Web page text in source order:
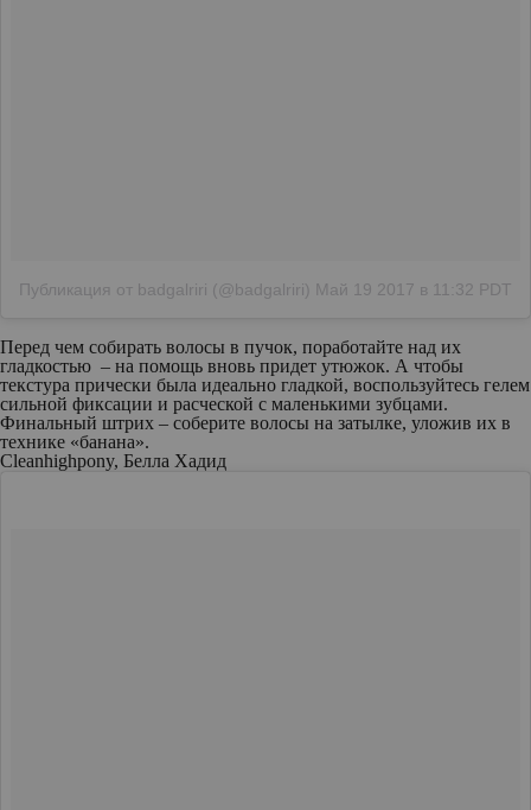
Публикация от badgalriri (@badgalriri) Май 19 2017 в 11:32 PDT
Перед чем собирать волосы в пучок, поработайте над их
гладкостью – на помощь вновь придет утюжок. А чтобы
текстура прически была идеально гладкой, воспользуйтесь гелем
сильной фиксации и расческой с маленькими зубцами.
Финальный штрих – соберите волосы на затылке, уложив их в
технике «банана».
Cleanhighpony, Белла Хадид